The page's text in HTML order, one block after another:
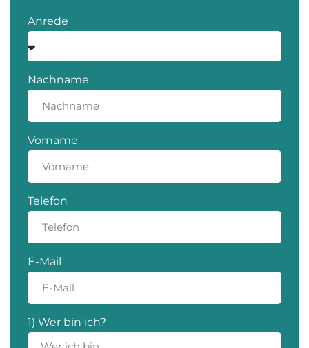
Anrede
Nachname
Vorname
Telefon
E-Mail
1) Wer bin ich?